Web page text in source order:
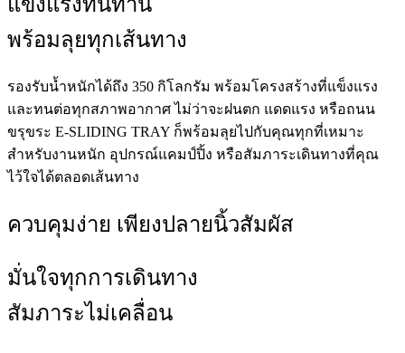
แข็งแรงทนทาน
พร้อมลุยทุกเส้นทาง
รองรับน้ำหนักได้ถึง 350 กิโลกรัม พร้อมโครงสร้างที่แข็งแรง
และทนต่อทุกสภาพอากาศ ไม่ว่าจะฝนตก แดดแรง หรือถนน
ขรุขระ E-SLIDING TRAY ก็พร้อมลุยไปกับคุณทุกที่เหมาะ
สำหรับงานหนัก อุปกรณ์แคมป์ปิ้ง หรือสัมภาระเดินทางที่คุณ
ไว้ใจได้ตลอดเส้นทาง
ควบคุมง่าย เพียงปลายนิ้วสัมผัส
มั่นใจทุกการเดินทาง
สัมภาระไม่เคลื่อน